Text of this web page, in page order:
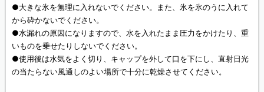
●大きな氷を無理に入れないでください。また、氷を氷のうに入れて
から砕かないでください。
●水漏れの原因になりますので、水を入れたまま圧力をかけたり、重
いものを乗せたりしないでください。
●使用後は水気をよく切り、キャップを外して口を下にし、直射日光
の当たらない風通しのよい場所で十分に乾燥させてください。